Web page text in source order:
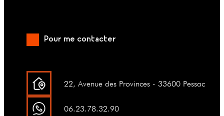
Pour me contacter
22, Avenue des Provinces - 33600 Pessac
06.23.78.32.90